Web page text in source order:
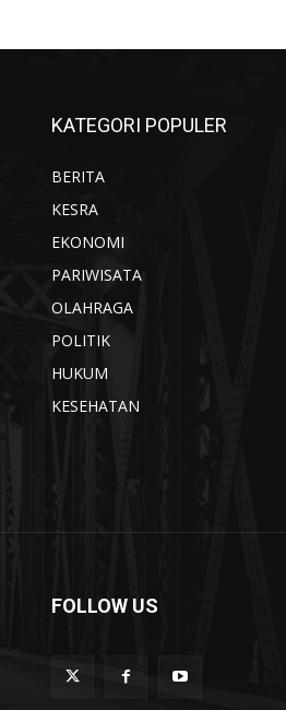
KATEGORI POPULER
BERITA
KESRA
EKONOMI
PARIWISATA
OLAHRAGA
POLITIK
HUKUM
KESEHATAN
FOLLOW US